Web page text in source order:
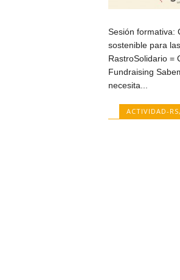
Sesión formativa:
sostenible para
RastroSolidario =
Fundraising
necesita...
ACTIVIDAD-RS,